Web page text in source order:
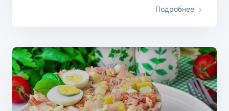
Подробнее